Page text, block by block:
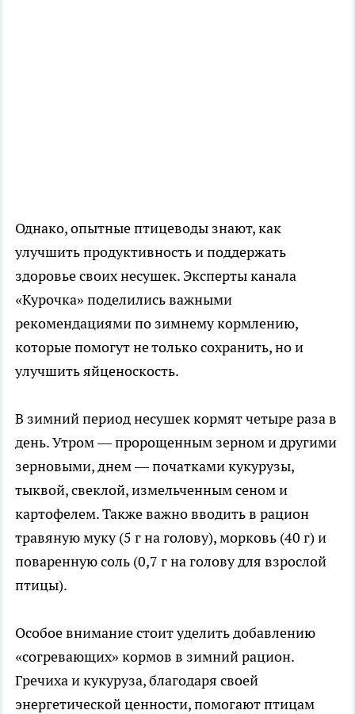
Однако, опытные птицеводы знают, как
улучшить продуктивность и поддержать
здоровье своих несушек. Эксперты канала
«Курочка» поделились важными
рекомендациями по зимнему кормлению,
которые помогут не только сохранить, но и
улучшить яйценоскость.
В зимний период несушек кормят четыре раза в
день. Утром — пророщенным зерном и другими
зерновыми, днем — початками кукурузы,
тыквой, свеклой, измельченным сеном и
картофелем. Также важно вводить в рацион
травяную муку (5 г на голову), морковь (40 г) и
поваренную соль (0,7 г на голову для взрослой
птицы).
Особое внимание стоит уделить добавлению
«согревающих» кормов в зимний рацион.
Гречиха и кукуруза, благодаря своей
энергетической ценности, помогают птицам